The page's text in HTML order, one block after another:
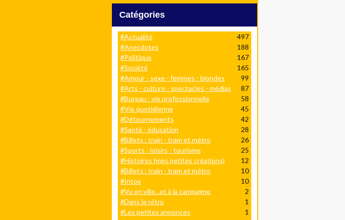
Catégories
#Actualité
497
#Anecdotes
188
#Politique
167
#Société
165
#Amour - sexe - femmes - blondes
99
#Arts - culture - spectacles - médias
87
#Bureau - vie professionnelle
58
#Vie quotidienne
45
#Détournements
42
#Santé - éducation
28
#Billets : train - tram et métro
26
#Sports - loisirs - tourisme
25
#Histoires (mes petites créations)
12
#Billets : train - tram et métro
10
#Intox
10
#Vu en ville...et à la campagne
2
#Dans le rétro
1
#Les petites annonces
1